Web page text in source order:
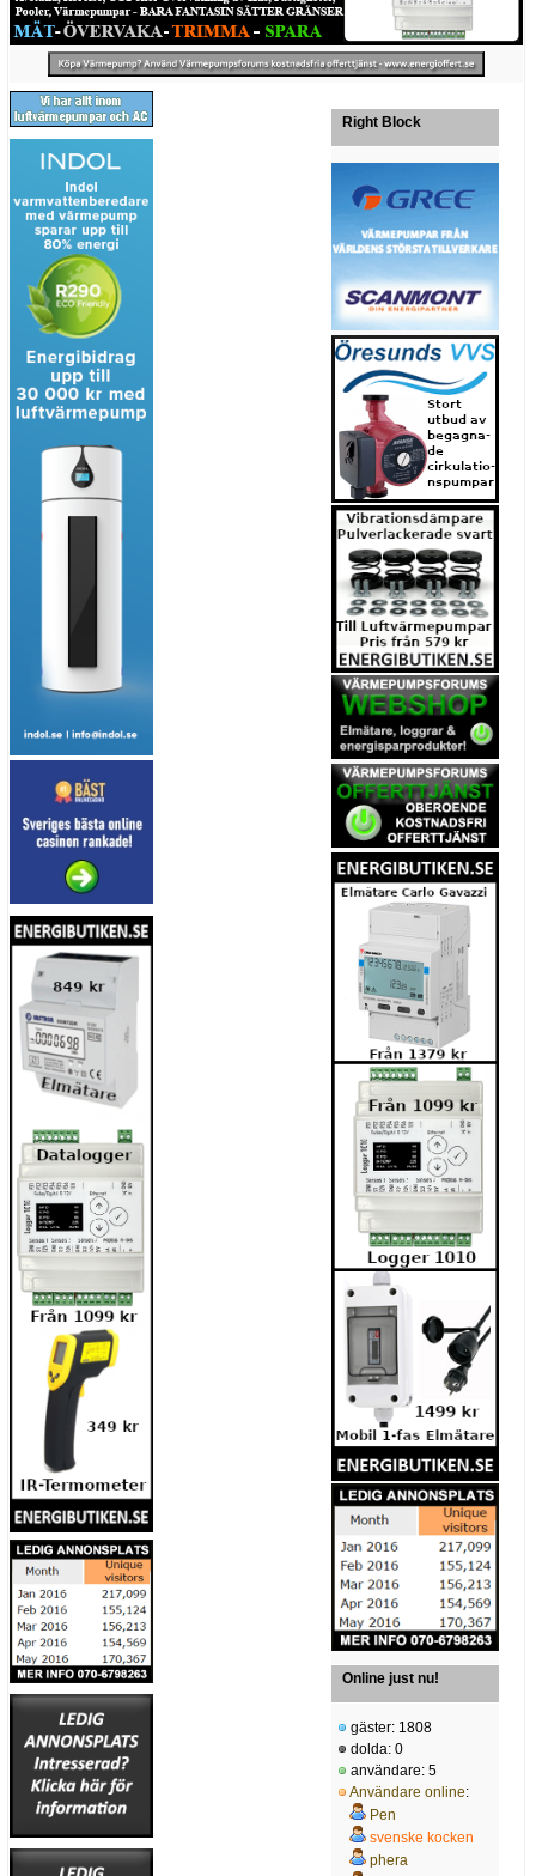
Right Block
Online just nu!
gäster: 1808
dolda: 0
användare: 5
Användare online:
Pen
svenske kocken
phera